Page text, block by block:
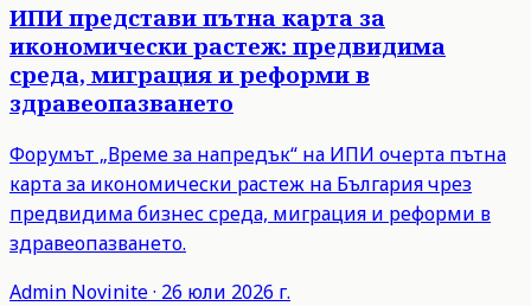
ИПИ представи пътна карта за
икономически растеж: предвидима
среда, миграция и реформи в
здравеопазването
Форумът „Време за напредък“ на ИПИ очерта пътна
карта за икономически растеж на България чрез
предвидима бизнес среда, миграция и реформи в
здравеопазването.
Admin Novinite· 26 юли 2026 г.